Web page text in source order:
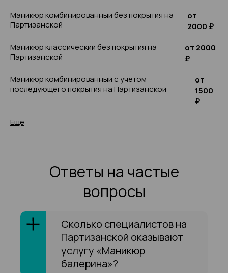
Маникюр комбинированный без покрытия на
Партизанской
от
2000 ₽
Маникюр классический без покрытия на
Партизанской
от 2000
₽
Маникюр комбинированный с учётом
последующего покрытия на Партизанской
от
1500
₽
Ещё
Ответы на частые
вопросы
Сколько специалистов на
Партизанской оказывают
услугу «Маникюр
балерина»?